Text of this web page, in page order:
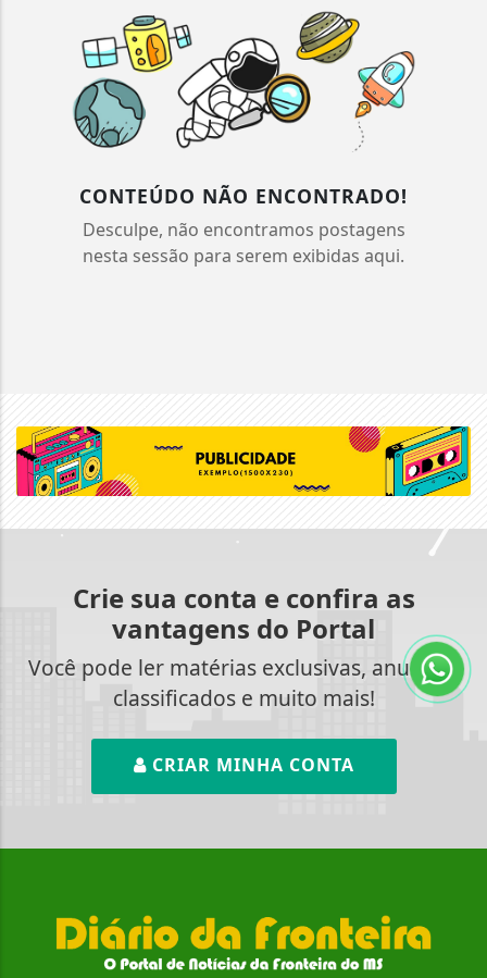
CONTEÚDO NÃO ENCONTRADO!
Desculpe, não encontramos postagens
nesta sessão para serem exibidas aqui.
Crie sua conta e confira as
vantagens do Portal
Você pode ler matérias exclusivas, anunciar
classificados e muito mais!
CRIAR MINHA CONTA